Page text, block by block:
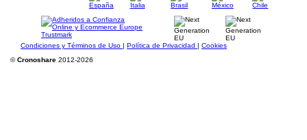
Condiciones y Términos de Uso | Política de Privacidad | Cookies
©Cronoshare 2012-2026